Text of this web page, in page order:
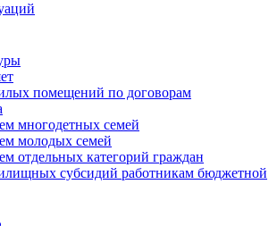
помещений по договорам
многодетных семей
молодых семей
отдельных категорий граждан
субсидий работникам бюджетной